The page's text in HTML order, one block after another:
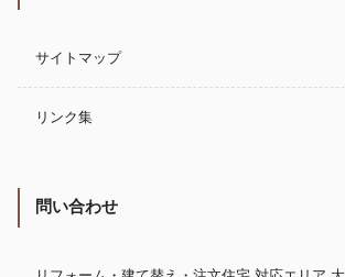
サイトマップ
リンク集
問い合わせ